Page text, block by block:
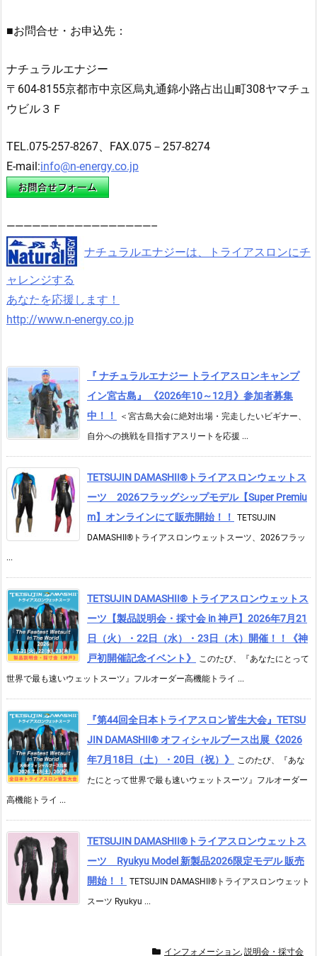
■お問合せ・お申込先：
ナチュラルエナジー
〒604-8155京都市中京区烏丸通錦小路占出山町308ヤマチュ
ウビル３Ｆ
TEL.075-257-8267、FAX.075－257-8274
E-mail:info@n-energy.co.jp
—————————————————–
ナチュラルエナジーは、トライアスロンにチ
ャレンジする
あなたを応援します！
http://www.n-energy.co.jp
『 ナチュラルエナジー トライアスロンキャンプ
イン宮古島』 《2026年10～12月》参加者募集
中！！
＜宮古島大会に絶対出場・完走したいビギナー、
自分への挑戦を目指すアスリートを応援 ...
TETSUJIN DAMASHII®︎トライアスロンウェットス
ーツ 2026フラッグシップモデル【Super Premiu
m】オンラインにて販売開始！！
TETSUJIN
DAMASHII®トライアスロンウェットスーツ、2026フラッ
...
TETSUJIN DAMASHII® トライアスロンウェットス
ーツ【製品説明会・採寸会 in 神戸】2026年7月21
日（火）・22日（水）・23日（木）開催！！《神
戸初開催記念イベント》
このたび、『あなたにとって
世界で最も速いウェットスーツ』フルオーダー高機能トライ ...
『第44回全日本トライアスロン皆生大会』TETSU
JIN DAMASHII® オフィシャルブース出展《2026
年7月18日（土）・20日（祝）》
このたび、『あな
たにとって世界で最も速いウェットスーツ』フルオーダー
高機能トライ ...
TETSUJIN DAMASHII®︎トライアスロンウェットス
ーツ Ryukyu Model 新製品2026限定モデル 販売
開始！！
TETSUJIN DAMASHII®︎トライアスロンウェット
スーツ Ryukyu ...
インフォメーション, 説明会・採寸会